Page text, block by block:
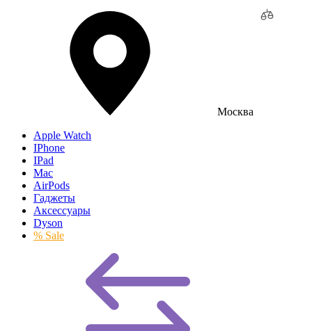
Москва
Apple Watch
IPhone
IPad
Mac
AirPods
Гаджеты
Аксессуары
Dyson
% Sale